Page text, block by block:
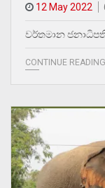
12 May 2022
වර්තමාන
CONTINUE READING